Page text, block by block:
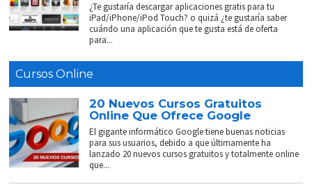
¿Te gustaría descargar aplicaciones gratis para tu
iPad/iPhone/iPod Touch? o quizá ¿te gustaría saber
cuándo una aplicación que te gusta está de oferta
para...
Cursos Online
20 Nuevos Cursos Gratuitos
Online Que Ofrece Google
El gigante informático Google tiene buenas noticias
para sus usuarios, debido a que últimamente ha
lanzado 20 nuevos cursos gratuitos y totalmente online
que...